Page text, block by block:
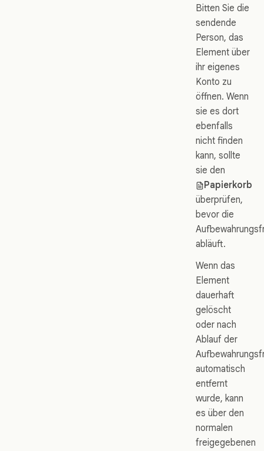
Bitten Sie die
sendende
Person, das
Element über
ihr eigenes
Konto zu
öffnen. Wenn
sie es dort
ebenfalls
nicht finden
kann, sollte
sie den
Papierkorb
überprüfen,
bevor die
abläuft.
Wenn das
Element
dauerhaft
gelöscht
oder nach
Ablauf der
automatisch
entfernt
wurde, kann
es über den
normalen
freigegebenen